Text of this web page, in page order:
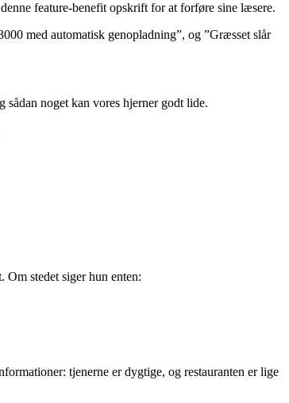
feature-benefit opskrift for at forføre sine læsere.
med automatisk genopladning”, og ”Græsset slår
noget kan vores hjerner godt lide.
Om stedet siger hun enten:
tjenerne er dygtige, og restauranten er lige